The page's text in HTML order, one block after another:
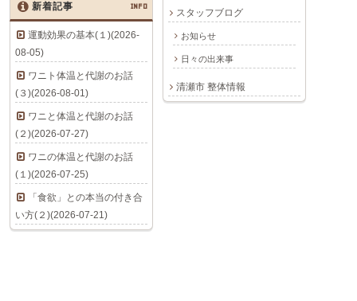
スタッフブログ
お知らせ
日々の出来事
清瀬市 整体情報
新着記事 INFO
運動効果の基本(１)(2026-
08-05)
ワニト体温と代謝のお話
(３)(2026-08-01)
ワニと体温と代謝のお話
(２)(2026-07-27)
ワニの体温と代謝のお話
(１)(2026-07-25)
「食欲」との本当の付き合
い方(２)(2026-07-21)